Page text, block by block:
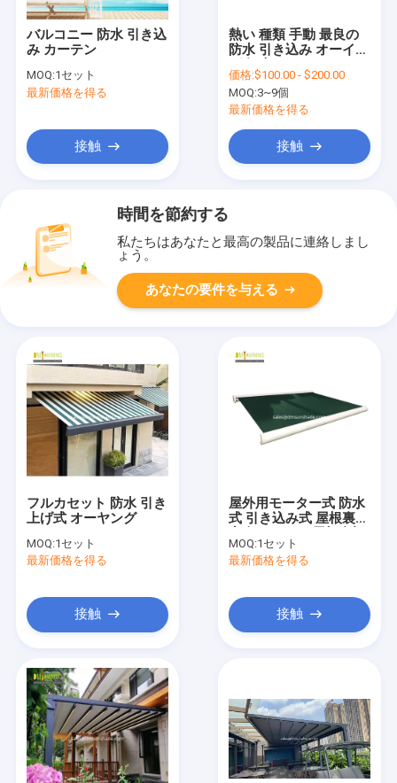
バルコニー 防水 引き込
み カーテン
MOQ:1セット
最新価格を得る
接触
熱い 種類 手動 最良の
防水 引き込み オーイン
価格:$100.00 - $200.00
MOQ:3~9個
最新価格を得る
接触
時間を節約する
私たちはあなたと最高の製品に連絡しまし
ょう。
あなたの要件を与える
フルカセット 防水 引き
上げ式 オーヤング
MOQ:1セット
最新価格を得る
接触
屋外用モーター式 防水
式 引き込み式 屋根裏棚
MOQ:1セット
最新価格を得る
接触